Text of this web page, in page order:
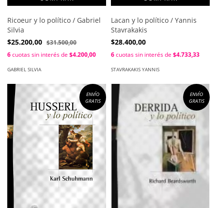
Ricoeur y lo político / Gabriel
Silvia
$25.200,00 $31.500,00
6cuotas sin interés de $4.200,00
GABRIEL SILVIA
Lacan y lo político / Yannis
Stavrakakis
$28.400,00
6cuotas sin interés de $4.733,33
STAVRAKAKIS YANNIS
ENVÍO
GRATIS
ENVÍO
GRATIS